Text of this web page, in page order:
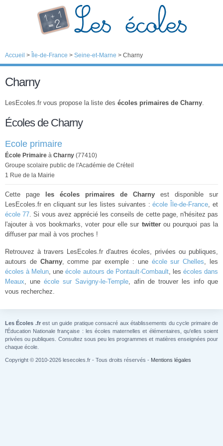
Accueil > Île-de-France > Seine-et-Marne > Charny
Charny
LesEcoles.fr vous propose la liste des écoles primaires de Charny.
Écoles de Charny
Ecole primaire
École Primaire à Charny (77410)
Groupe scolaire public de l'Académie de Créteil
1 Rue de la Mairie
Cette page les écoles primaires de Charny est disponible sur
LesEcoles.fr en cliquant sur les listes suivantes :école Île-de-France, et
école 77. Si vous avez apprécié les conseils de cette page, n'hésitez pas
l'ajouter à vos bookmarks, voter pour elle sur twitterou pourquoi pas la
diffuser par mail à vos proches !
Retrouvez à travers LesEcoles.fr d'autres écoles, privées ou publiques,
autours de Charny, comme par exemple : une école sur Chelles, les
écoles à Melun, uneécole autours de Pontault-Combault, les écoles dans
Meaux, une école sur Savigny-le-Temple, afin de trouver les info que
vous recherchez.
Les Écoles .frest un guide pratique consacré aux établissements du cycle primaire de
l'Éducation Nationale française : les écoles maternelles et élémentaires, qu'elles soient
privées ou publiques. Consultez sous peu les programmes et matières enseignées pour
chaque école.
Copyright © 2010-2026 lesecoles.fr - Tous droits réservés - Mentions légales